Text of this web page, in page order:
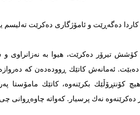
کاردا دەگەڕێت و ئامۆژگاری دەکرێت
تیرۆر دەکرێت، هیوا بە نەزانراوی و
ئەمانەش کاتێك ڕوودەدەن کە
کۆنتڕۆڵێك بکرێنەوە، کاتێك مامۆستا
دەکرێنەوە نەك پرسیار. کەواتە چاوەڕوانی